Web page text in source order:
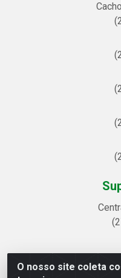
O nosso site coleta
Linhavix